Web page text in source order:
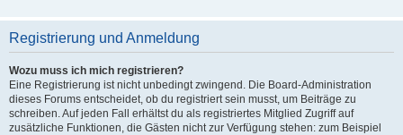
Registrierung und Anmeldung
Wozu muss ich mich registrieren?
Eine Registrierung ist nicht unbedingt zwingend. Die Board-Administration
dieses Forums entscheidet, ob du registriert sein musst, um Beiträge zu
schreiben. Auf jeden Fall erhältst du als registriertes Mitglied Zugriff auf
zusätzliche Funktionen, die Gästen nicht zur Verfügung stehen: zum Beispiel